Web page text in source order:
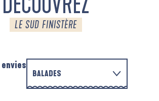
LE SUD FINISTÈRE
BALADES